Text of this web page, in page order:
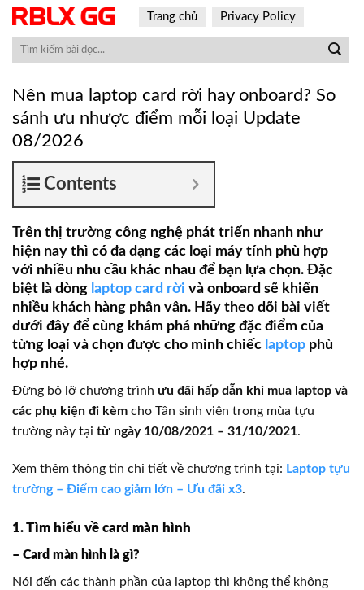
Skip
content
Trang chủ Privacy Policy
Nên mua laptop card rời hay onboard? So
sánh ưu nhược điểm mỗi loại Update
08/2026
Contents
Trên thị trường công nghệ phát triển nhanh như
hiện nay thì có đa dạng các loại máy tính phù hợp
với nhiều nhu cầu khác nhau để bạn lựa chọn. Đặc
biệt là dòng laptop card rời và onboard sẽ khiến
nhiều khách hàng phân vân. Hãy theo dõi bài viết
dưới đây để cùng khám phá những đặc điểm của
từng loại và chọn được cho mình chiếc laptop phù
hợp nhé.
Đừng bỏ lỡ chương trình ưu đãi hấp dẫn khi mua laptop và
các phụ kiện đi kèm cho Tân sinh viên trong mùa tựu
trường này tại từ ngày 10/08/2021 – 31/10/2021.
Xem thêm thông tin chi tiết về chương trình tại: Laptop tựu
trường – Điểm cao giảm lớn – Ưu đãi x3.
1. Tìm hiểu về card màn hình
– Card màn hình là gì?
Nói đến các thành phần của laptop thì không thể không